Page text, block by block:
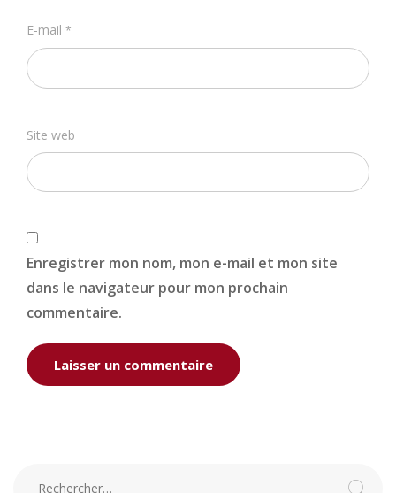
E-mail *
Site web
Enregistrer mon nom, mon e-mail et mon site
dans le navigateur pour mon prochain
commentaire.